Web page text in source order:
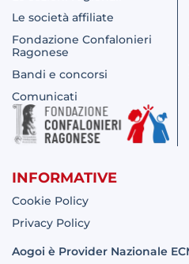
Le società affiliate
Fondazione Confalonieri
Ragonese
Bandi e concorsi
Comunicati
INFORMATIVE
Cookie Policy
Privacy Policy
Aogoi è Provider Nazionale